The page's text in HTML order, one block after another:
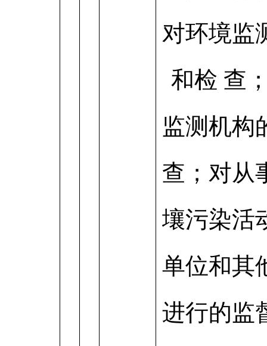
对环境监
和检 查
监测机构
查；对从
壤污染活
单位和其
进行的监